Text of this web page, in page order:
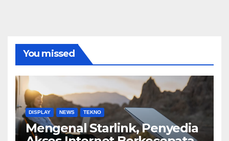
You missed
DISPLAY NEWS TEKNO
Mengenal Starlink, Penyedia